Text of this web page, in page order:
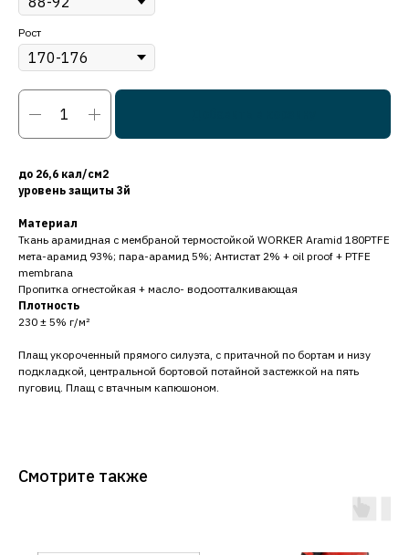
Рост
до 26,6 кал/см2
уровень защиты 3й
Материал
Ткань арамидная с мембраной термостойкой WORKER Aramid 180PTFE
мета-арамид 93%; пара-арамид 5%; Антистат 2% + oil proof + PTFE
membrana
Пропитка огнестойкая + масло- водоотталкивающая
Плотность
230 ± 5% г/м²
Плащ укороченный прямого силуэта, с притачной по бортам и низу
подкладкой, центральной бортовой потайной застежкой на пять
пуговиц. Плащ с втачным капюшоном.
Смотрите также